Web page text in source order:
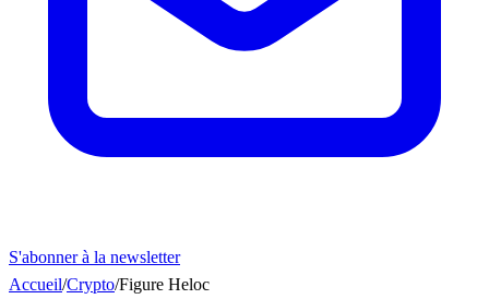
S'abonner à la newsletter
Accueil/Crypto/Figure Heloc